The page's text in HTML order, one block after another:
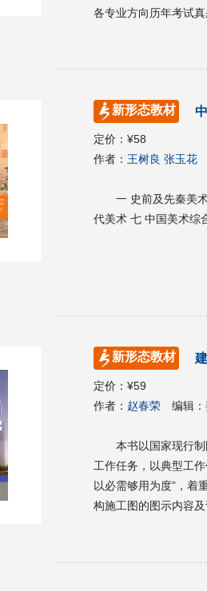
各专业方向历年考试
集权威性、针对性、
新形态教材
定价：¥58
作者：王树良 张玉花
一 史前及先秦美
代美术 七 中国美术综
新形态教材
定价：¥59
作者： 赵春荣 编辑：
本书以国家现行
工作任务，以典型工
以必需够用为度”，着
构施工图的图示内容
适应不同培养方向的
划、地下建筑等相近